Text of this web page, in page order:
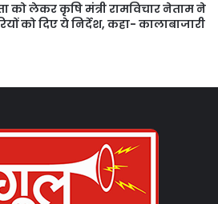
को लेकर कृषि मंत्री रामविचार नेताम ने
को दिए ये निर्देश, कहा- कालाबाजारी